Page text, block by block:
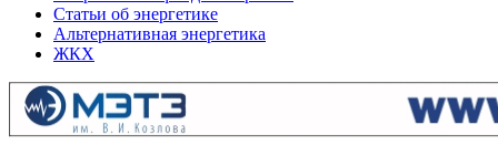
Статьи об энергетике
Альтернативная энергетика
ЖКХ